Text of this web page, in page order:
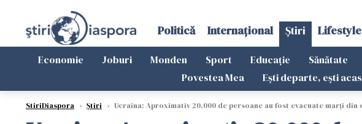
Politică Internațional Știri Lifestyle
Economie Joburi Monden Sport Educație Sănătate
Povestea Mea
Ești departe, ești
StiriDiaspora › Știri › Ucraina: Aproximativ 20.000 de persoane au fost evacuate marţi